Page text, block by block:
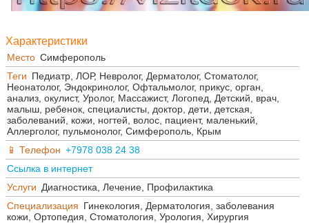
Характеристики
Место Симферополь
Теги Педиатр, ЛОР, Невролог, Дерматолог, Стоматолог,
Неонатолог, Эндокринолог, Офтальмолог, прикус, орган,
анализ, окулист, Уролог, Массажист, Логопед, Детский, врач,
малыш, ребенок, специалисты, доктор, дети, детская,
заболеваний, кожи, ногтей, волос, пациент, маленький,
Аллерголог, пульмонолог, Симферополь, Крым
Телефон +7978 038 24 38
Ссылка в интернет
Услуги Диагностика, Лечение, Профилактика
Специализация Гинекология, Дерматология, заболевания
кожи, Ортопедия, Стоматология, Урология, Хирургия